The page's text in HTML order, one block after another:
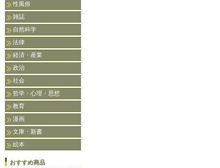
性風俗
雑誌
自然科学
法律
経済・産業
政治
社会
哲学・心理・思想
教育
漫画
文庫・新書
絵本
おすすめ商品